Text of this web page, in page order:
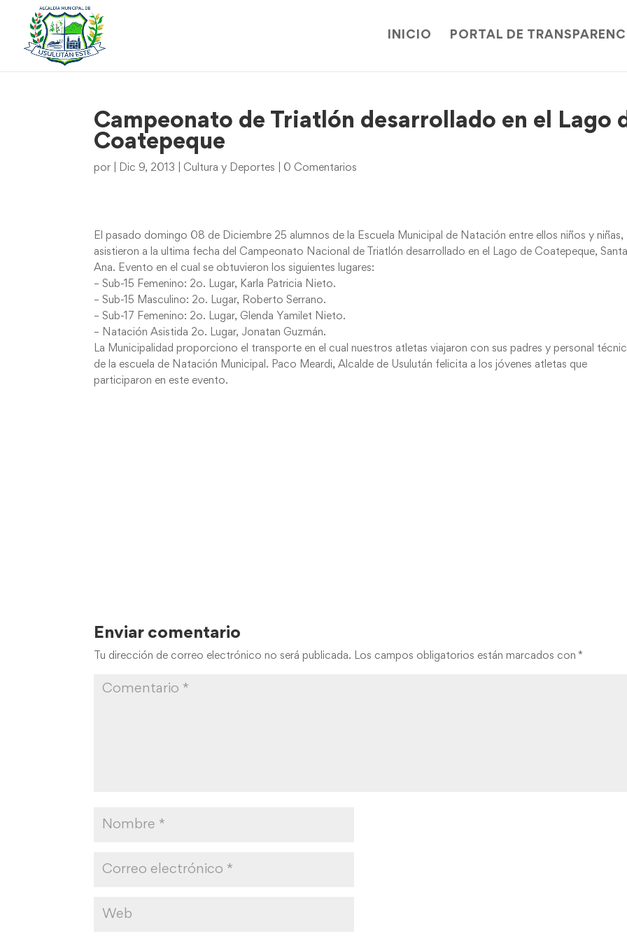
INICIO PORTAL DE
Campeonato de Triatlón desarrollado en el Lago
Coatepeque
por Dic 9, 2013 Cultura y Deportes 0 Comentarios
El pasado domingo 08 de Diciembre 25 alumnos de la Escuela Municipal de Natación entre ellos niños y niñas,
asistieron a la ultima fecha del Campeonato Nacional de Triatlón desarrollado en el Lago de Coatepeque,
Ana. Evento en el cual se obtuvieron los siguientes lugares:
– Sub-15 Femenino: 2o. Lugar, Karla Patricia Nieto.
– Sub-15 Masculino: 2o. Lugar, Roberto Serrano.
– Sub-17 Femenino: 2o. Lugar, Glenda Yamilet Nieto.
– Natación Asistida 2o. Lugar, Jonatan Guzmán.
La Municipalidad proporciono el transporte en el cual nuestros atletas viajaron con sus padres y personal
de la escuela de Natación Municipal. Paco Meardi, Alcalde de Usulután felicita a los jóvenes atletas que
participaron en este evento.
Enviar comentario
Tu dirección de correo electrónico no será publicada. Los campos obligatorios están marcados con *